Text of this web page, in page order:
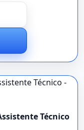
Técnico